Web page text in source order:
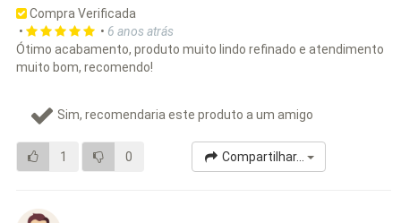
Compra Verificada
•
• 6 anos atrás
Ótimo acabamento, produto muito lindo refinado e atendimento
muito bom, recomendo!
Sim, recomendaria este produto a um amigo
1 0 Compartilhar...